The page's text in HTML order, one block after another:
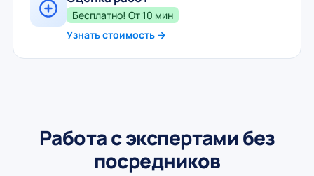
Бесплатно! От 10 мин
Узнать стоимость →
Работа с экспертами без
посредников